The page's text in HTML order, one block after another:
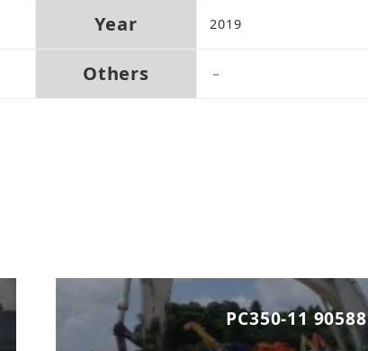
Year 2019
Others －
PC350-11 90588